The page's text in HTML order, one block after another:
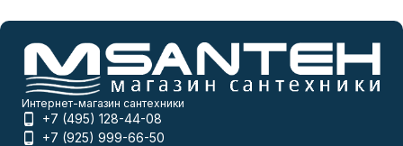
Интернет-магазин сантехники
+7 (495) 128-44-08
+7 (925) 999-66-50